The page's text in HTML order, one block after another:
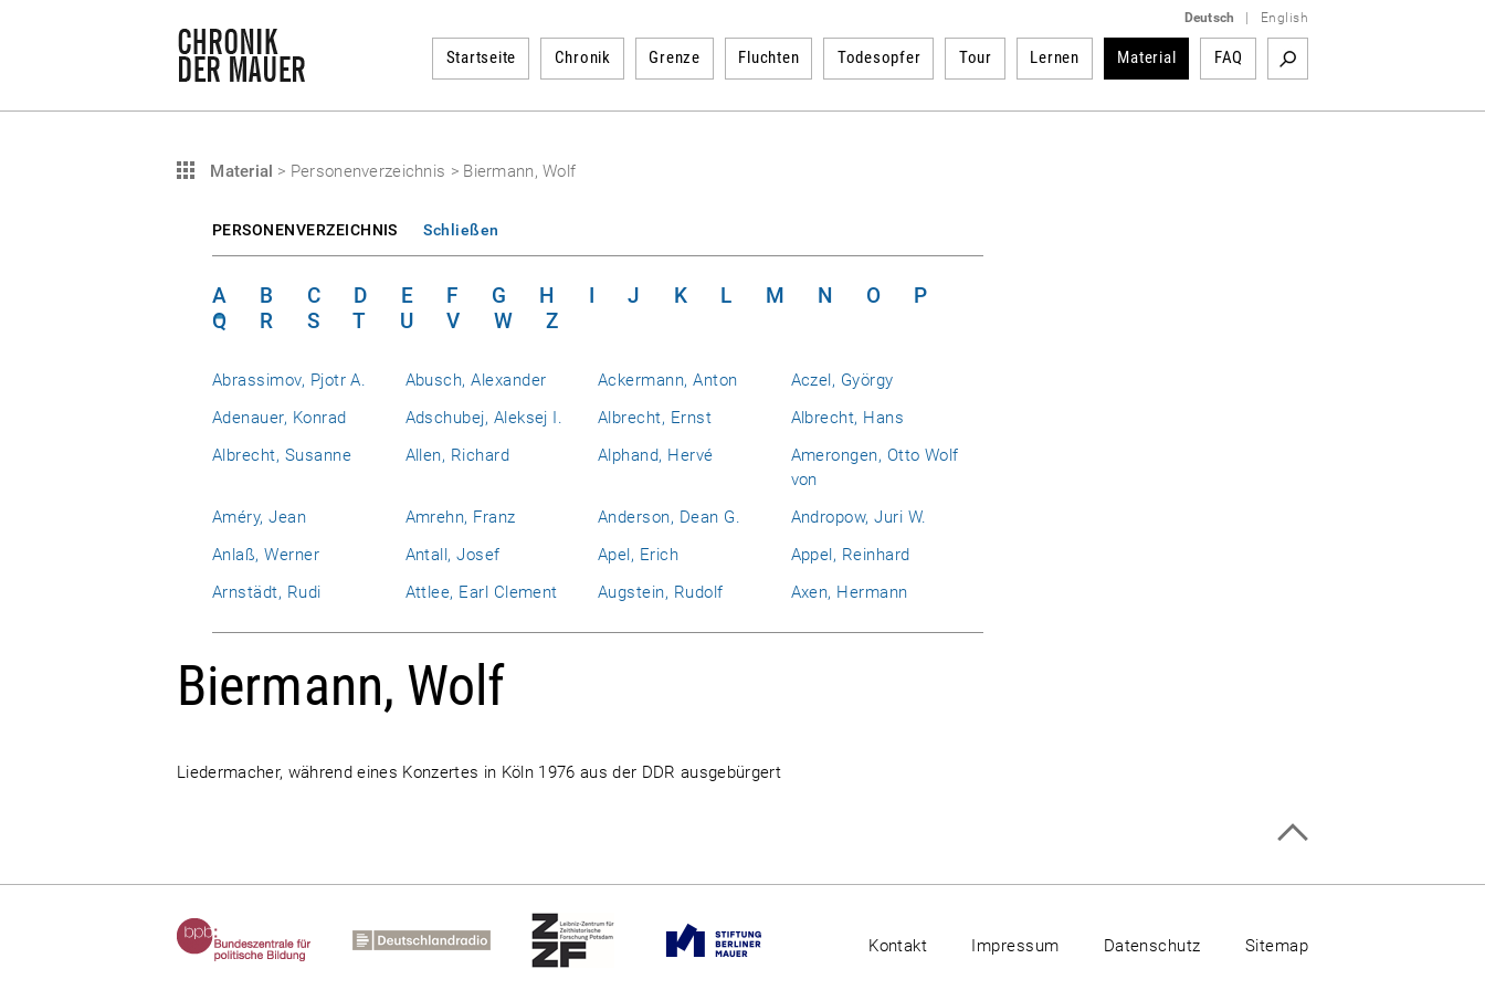
Deutsch English
Startseite Chronik Grenze Fluchten Todesopfer Tour Lernen Material FAQ
Material > Personenverzeichnis > Biermann, Wolf
PERSONENVERZEICHNIS Schließen
A B C D E F G H I J K L M N O
P
Q
R S T U V W Z
Abrassimov, Pjotr A. Abusch, Alexander Ackermann, Anton
Aczel, György
Adenauer, Konrad
Adschubej, Aleksej I. Albrecht, Ernst
Albrecht, Hans
Albrecht, Susanne
Allen, Richard Alphand, Hervé
Amerongen, Otto Wolf
von
Améry, Jean
Amrehn, Franz Anderson, Dean G.
Andropow, Juri W.
Anlaß, Werner
Antall, Josef Apel, Erich
Appel, Reinhard
Arnstädt, Rudi
Attlee, Earl Clement Augstein, Rudolf Axen, Hermann
Biermann, Wolf
Liedermacher, während eines Konzertes in Köln 1976 aus der DDR ausgebürgert
Kontakt Impressum Datenschutz Sitemap